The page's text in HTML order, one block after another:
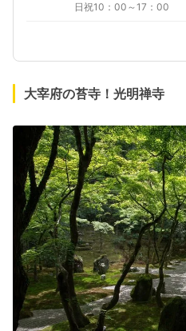
日祝10：00～17：00
大宰府の苔寺！光明禅寺